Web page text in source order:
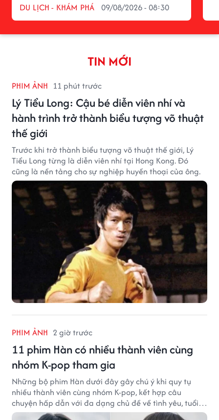
DU LỊCH - KHÁM PHÁ 09/08/2026 - 08:30
TIN MỚI
PHIM ẢNH 11 phút trước
Lý Tiểu Long: Cậu bé diễn viên nhí và
hành trình trở thành biểu tượng võ thuật
thế giới
Trước khi trở thành biểu tượng võ thuật thế giới, Lý
Tiểu Long từng là diễn viên nhí tại Hong Kong. Đó
cũng là nền tảng cho sự nghiệp huyền thoại của ông.
PHIM ẢNH 2 giờ trước
11 phim Hàn có nhiều thành viên cùng
nhóm K-pop tham gia
Những bộ phim Hàn dưới đây gây chú ý khi quy tụ
nhiều thành viên cùng nhóm K-pop, kết hợp câu
chuyện hấp dẫn với đa dạng chủ đề về tình yêu, tuổi
trẻ và ước mơ.